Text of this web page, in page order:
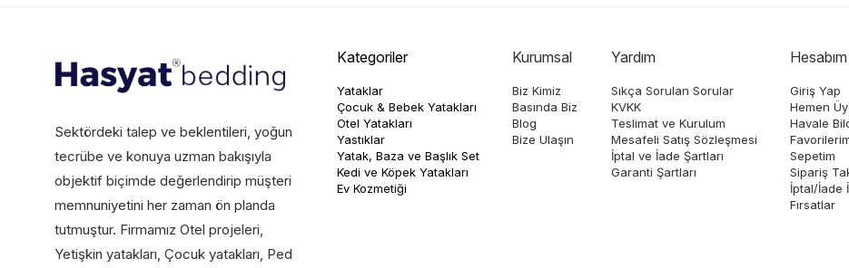
Sektördeki talep ve beklentileri, yoğun
tecrübe ve konuya uzman bakışıyla
objektif biçimde değerlendirip müşteri
memnuniyetini her zaman ön planda
tutmuştur. Firmamız Otel projeleri,
Yetişkin yatakları, Çocuk yatakları, Ped
Kategoriler
Yataklar
Çocuk & Bebek Yatakları
Otel Yatakları
Yastıklar
Yatak, Baza ve Başlık Set
Kedi ve Köpek Yatakları
Ev Kozmetiği
Kurumsal
Biz Kimiz
Basında Biz
Blog
Bize Ulaşın
Yardım
Sıkça Sorulan Sorular
KVKK
Teslimat ve Kurulum
Mesafeli Satış Sözleşmesi
İptal ve İade Şartları
Garanti Şartları
Hesabım
Giriş Yap
Hemen
Havale
Sepetim
Sipariş
İptal/İade
Fırsatlar